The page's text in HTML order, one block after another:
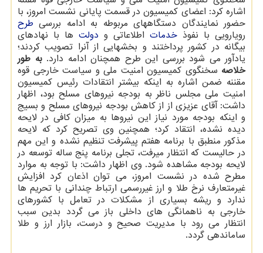
اشاره کرد: اعضای کمیسیون در قسمت پایانی نشست امروز، با
حضور نمایندگان دستگاههای مربوطه به ادامه بررسی طرح
رویارویی با نفوذ خدمات اطلاعاتی و دولت ها با نهادهای
بیگانه در کشور پرداختند و بخشهایی از آنرا تصویب کردند؛
یادآور می شود بررسی این طرح همچنان ادامه دارد.به طور
خلاصه سخنگوی کمیسیون امنیت ملی و سیاست خارجی قوه
مقننه ضمن اشاره به اینکه بیشتر انتقادات رئیس کمیسیون
امنیت ملی مجلس ناظر به بودجه نیروهای مسلح بود، اظهار
داشت: آقای عزیزی از از کاهش بودجه نیروهای مسلح و بسیج
و اینکه بودجه مورد نیاز این نیروها به میزان کافی در لایحه
دیده نشده، انتقاد کرد؛ همچنین وی تصریح کرد که لایحه
مذکور منطبق با برنامه هفتم پیشرفت تنظیم نشده و این مهم
در حالیست که انتظار میرفت، تجلی برنامه پنج ساله توسعه در
لایحه بودجه مشاهده شود. وی اظهار داشت: با توجه به موارد
مطرح شده در نشست امروز، می توان اذعان کرد افزایش
غیرمتعارف نرخ طلا و ارز غیررسمی ارتباط چندانی با تحریم ها
ندارد و ریشه بسیاری از مشکلات در تعامل با کشورهای
خارجی به ناهمانگی های داخلی باز می گردد بدین سبب
انتظار می رود با مدیریت صحیح و درست، بازار ارز و طلا
ساماندهی گردد.